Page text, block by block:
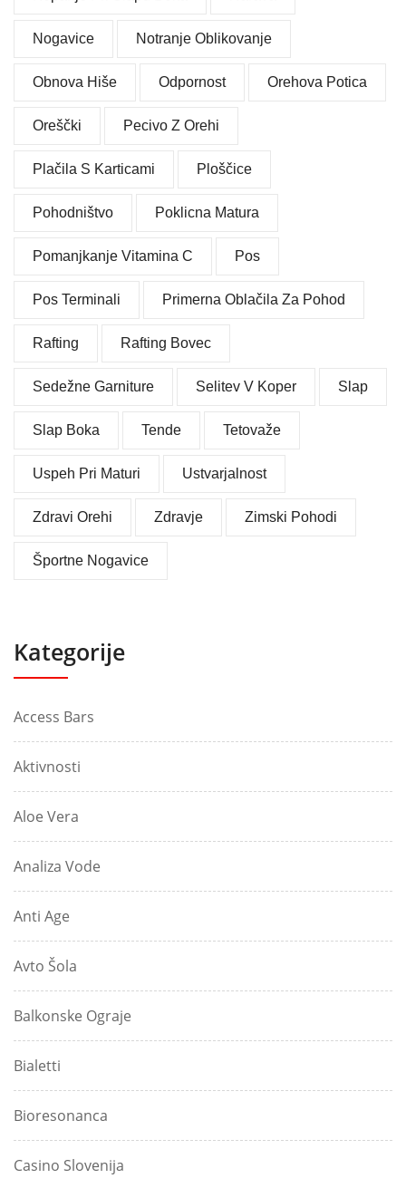
Nogavice Notranje Oblikovanje
Obnova Hiše Odpornost Orehova Potica
Oreščki Pecivo Z Orehi
Plačila S Karticami Ploščice
Pohodništvo Poklicna Matura
Pomanjkanje Vitamina C Pos
Pos Terminali Primerna Oblačila Za Pohod
Rafting Rafting Bovec
Sedežne Garniture Selitev V Koper Slap
Slap Boka Tende Tetovaže
Uspeh Pri Maturi Ustvarjalnost
Zdravi Orehi Zdravje Zimski Pohodi
Športne Nogavice
Kategorije
Access Bars
Aktivnosti
Aloe Vera
Analiza Vode
Anti Age
Avto Šola
Balkonske Ograje
Bialetti
Bioresonanca
Casino Slovenija